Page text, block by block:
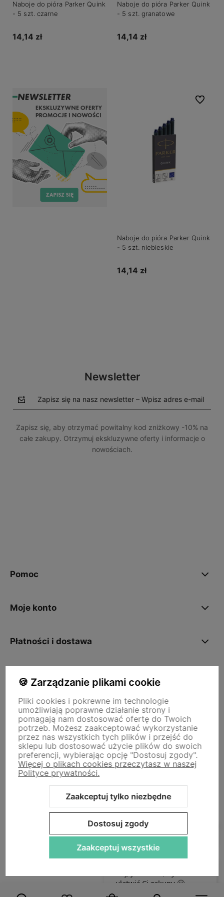
Naboje do pióra Parker Quink
- 5 szt. czarne
14,14 zł
Naboje do pióra Parker Quink
- 5 szt. granatowe
14,14 zł
Naboje do pióra Parker Quink
- 5 szt. niebieskie
14,14 zł
Do
Newsletter
Zapisz się, aby otrzymać powitalny kod zniżkowy -10% na
całe zakupy. Otrzymuj ekskluzywne oferty i informacje o
nowościach.
Zapisz się na nasz newsletter – Wpisz adres e-mail
Pomoc
Moje konto
Płatności i dostawa
Storm - sklep plastyczny
Adres sklepu internetowego:ul. Kazimierza Wielkiego 29a, 50-077
Wrocław Siedziba firmy:ul. Jana Uphagena 19, 80-237 Gdańsk NIP:
5840152571
zamowienia@stormplastyczny.pl| Tel.:781350938
Sklep internetowy Shoper Premium
Szablon Shoper Modern 3.0™
od GrowCommerce
🍪 Zarządzanie plikami cookie
Pliki cookies i pokrewne im technologie
umożliwiają poprawne działanie strony i
pomagają nam dostosować ofertę do Twoich
potrzeb. Możesz zaakceptować wykorzystanie
przez nas wszystkich tych plików i przejść do
sklepu lub dostosować użycie plików do swoich
preferencji, wybierając opcję "Dostosuj zgody".
Więcej o plikach cookies przeczytasz w naszej
Polityce prywatności.
Zaakceptuj tylko niezbędne
Dostosuj zgody
Zaakceptuj wszystkie